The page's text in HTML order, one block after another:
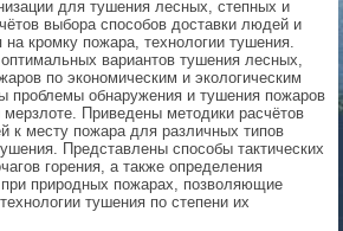
для тушения лесных, степных и
выбора способов доставки людей и
кромку пожара, технологии тушения.
вариантов тушения лесных,
по экономическим и экологическим
проблемы обнаружения и тушения пожаров
Приведены методики расчётов
к месту пожара для различных типов
Представлены способы тактических
горения, а также определения
при природных пожарах, позволяющие
тушения по степени их